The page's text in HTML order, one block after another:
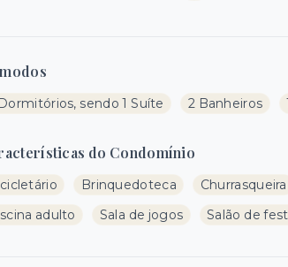
sendo 1 Suíte 2 Banheiros
do Condomínio
Brinquedoteca Churrasqueira
adulto
Sala de jogos Salão de